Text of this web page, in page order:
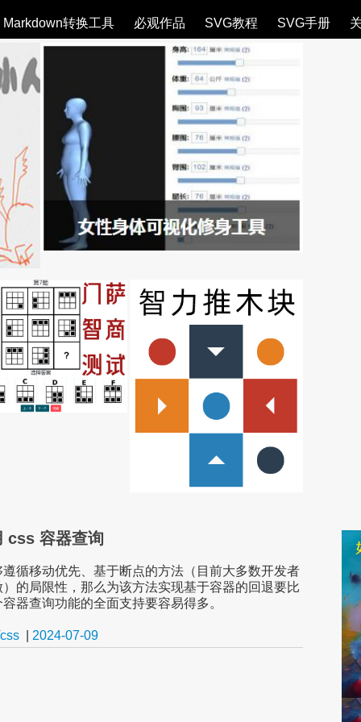
Markdown转换工具 必观作品 SVG教程 SVG手册
css 容器查询
循移动优先、基于断点的方法（目前大多数开发者
的局限性，那么为该方法实现基于容器的回退要比
器查询功能的全面支持要容易得多。
css 2024-07-09